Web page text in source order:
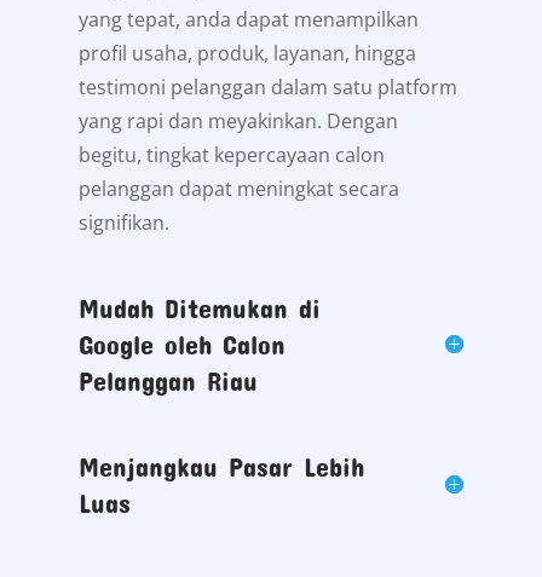
yang tepat, anda dapat menampilkan
profil usaha, produk, layanan, hingga
testimoni pelanggan dalam satu platform
yang rapi dan meyakinkan. Dengan
begitu, tingkat kepercayaan calon
pelanggan dapat meningkat secara
signifikan.
Mudah Ditemukan di
Google oleh Calon
Pelanggan Riau
Menjangkau Pasar Lebih
Luas